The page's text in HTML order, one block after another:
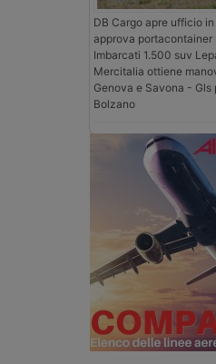
DB Cargo apre ufficio
approva portacontainer
Imbarcati 1.500 suv
Mercitalia ottiene
Genova e Savona - Gls
Bolzano